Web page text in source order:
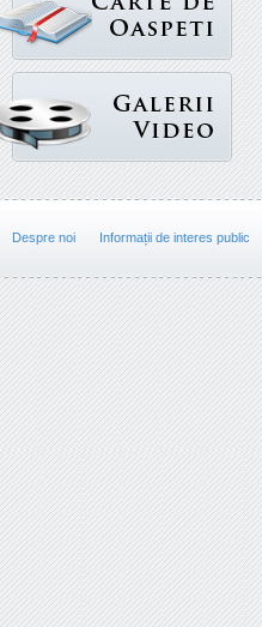
Despre noi Informații de interes public